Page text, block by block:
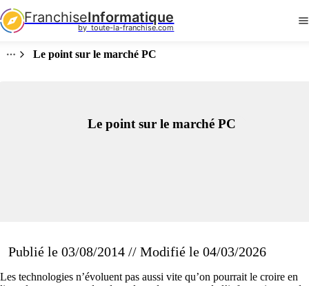
FranchiseInformatique
by  toute-la-franchise.com
Le point sur le marché PC
Le point sur le marché PC
Publié le 03/08/2014 // Modifié le 04/03/2026
Les technologies n’évoluent pas aussi vite qu’on pourrait le croire en